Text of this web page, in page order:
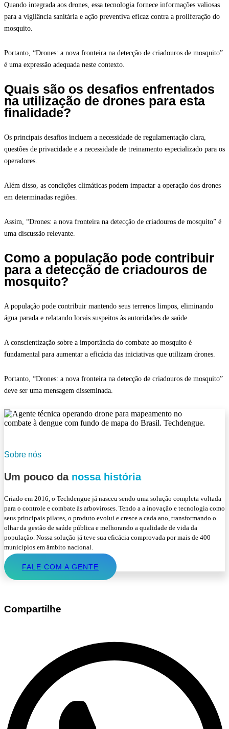
Quando integrada aos drones, essa tecnologia fornece informações valiosas
para a vigilância sanitária e ação preventiva eficaz contra a proliferação do
mosquito.
Portanto, “Drones: a nova fronteira na detecção de criadouros de mosquito”
é uma expressão adequada neste contexto.
Quais são os desafios enfrentados
na utilização de drones para esta
finalidade?
Os principais desafios incluem a necessidade de regulamentação clara,
questões de privacidade e a necessidade de treinamento especializado para os
operadores.
Além disso, as condições climáticas podem impactar a operação dos drones
em determinadas regiões.
Assim, “Drones: a nova fronteira na detecção de criadouros de mosquito” é
uma discussão relevante.
Como a população pode contribuir
para a detecção de criadouros de
mosquito?
A população pode contribuir mantendo seus terrenos limpos, eliminando
água parada e relatando locais suspeitos às autoridades de saúde.
A conscientização sobre a importância do combate ao mosquito é
fundamental para aumentar a eficácia das iniciativas que utilizam drones.
Portanto, “Drones: a nova fronteira na detecção de criadouros de mosquito”
deve ser uma mensagem disseminada.
Sobre nós
Um pouco danossa história
Criado em 2016, o Techdengue já nasceu sendo uma solução completa voltada
para o controle e combate às arboviroses. Tendo a a inovação e tecnologia como
seus principais pilares, o produto evolui e cresce a cada ano, transformando o
olhar da gestão de saúde pública e melhorando a qualidade de vida da
população. Nossa solução já teve sua eficácia comprovada por mais de 400
municípios em âmbito nacional.
FALE COM A GENTE
Compartilhe